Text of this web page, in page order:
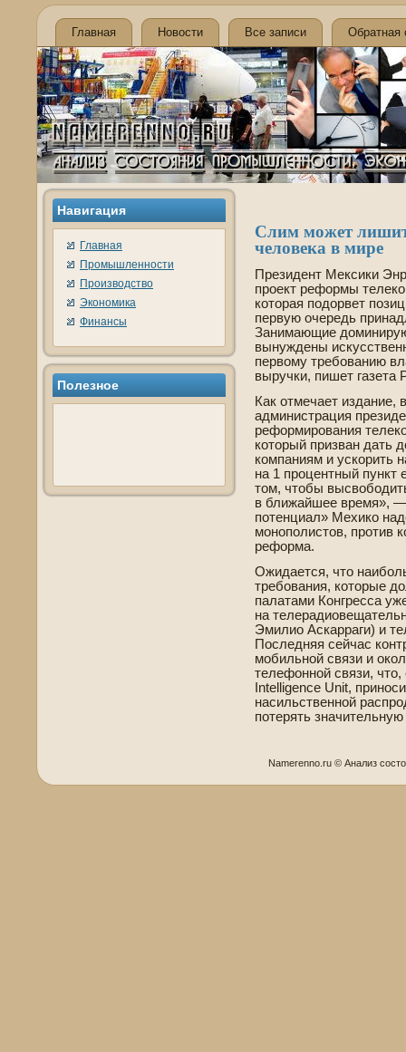
Главная Новости Все записи Обратная
Навигация
Главная
Промышленности
Производство
Экономика
Финансы
Полезное
Слим может
челове­ка в мире
Президе­нт Мексики
проект реформы
которая подорве­т
первую очередь
Занимающие
вынужде­ны
первому требованию
выручки, пишет газета
Как отмечает издание,
администрация
реформирования
который призван дать
компаниям и ускорить
на 1 процентный пункт
том, чтобы
в ближайшее время»,
потенциал» Мехико
монополистов, против
реформа.
Ожидается, что
требования, которые
палатами Конгресса
на
Эмилио Аскарраги) и
Последняя сейчас
моби­льной связи и
телефонной связи,
Intelligence Unit,
насильстве­нной
потерять
Namerenno.ru © Анализ